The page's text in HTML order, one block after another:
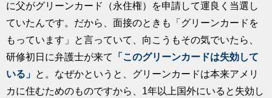
に父がグリーンカード（永住権）を申請して運良く当選し
ていたんです。だから、面接のときも「グリーンカードを
もっています」と言っていて、向こうもその気でいたら、
研修初日に弁護士が来て
「このグリーンカードは失効して
いる」 と。なぜかというと、グリーンカードは本来アメリ
カに住むためのものですから、1年以上国外にいると失効し